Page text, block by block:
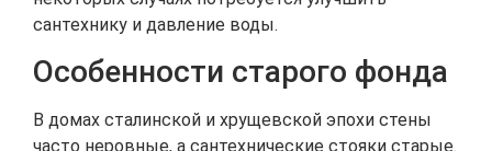
сантехнику и давление воды.
Особенности старого фонда
В домах сталинской и хрущевской эпохи стены
часто неровные, а сантехнические стояки старые.